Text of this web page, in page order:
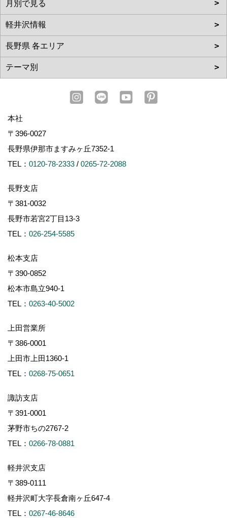
本社
〒396-0027
長野県伊那市ますみヶ丘7352-1
TEL： 0120-78-2333 / 0265-72-2088
長野支店
〒381-0032
長野市若宮2丁目13-3
TEL： 026-254-5585
松本支店
〒390-0852
松本市島立940-1
TEL： 0263-40-5002
上田営業所
〒386-0001
上田市上田1360-1
TEL： 0268-75-0651
諏訪支店
〒391-0001
茅野市ちの2767-2
TEL： 0266-78-0881
軽井沢支店
〒389-0111
軽井沢町大字長倉南ヶ丘647-4
TEL： 0267-46-8646